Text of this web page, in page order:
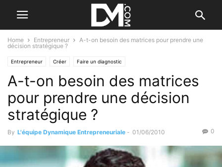
Home Entrepreneur
A-t-on besoin des matrices pour prendre une
décision stratégique ?
Entrepreneur Créer Faire un diagnostic
A-t-on besoin des matrices
pour prendre une décision
stratégique ?
By L'équipe Dynamique Entrepreneuriale - 01/06/2010 0